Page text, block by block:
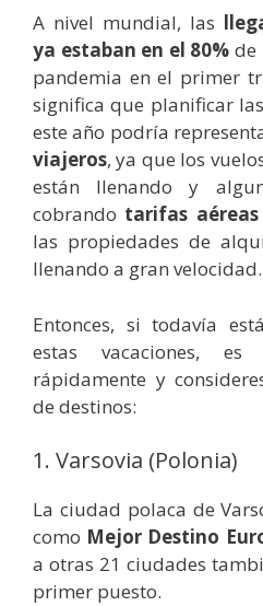
A nivel mundial, las
ya estaban en el 80% de
pandemia en el primer
significa que planificar
este año podría
viajeros, ya que los
están llenando y
cobrando tarifas
las propiedades de
llenando a gran velocidad.
Entonces, si todavía
estas vacaciones,
rápidamente y
de destinos:
1. Varsovia (Polonia)
La ciudad polaca de
como Mejor Destino
a otras 21 ciudades
primer puesto.